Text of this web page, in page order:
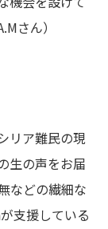
さん）
リア難民の現
生の声をお届
などの繊細な
支援している